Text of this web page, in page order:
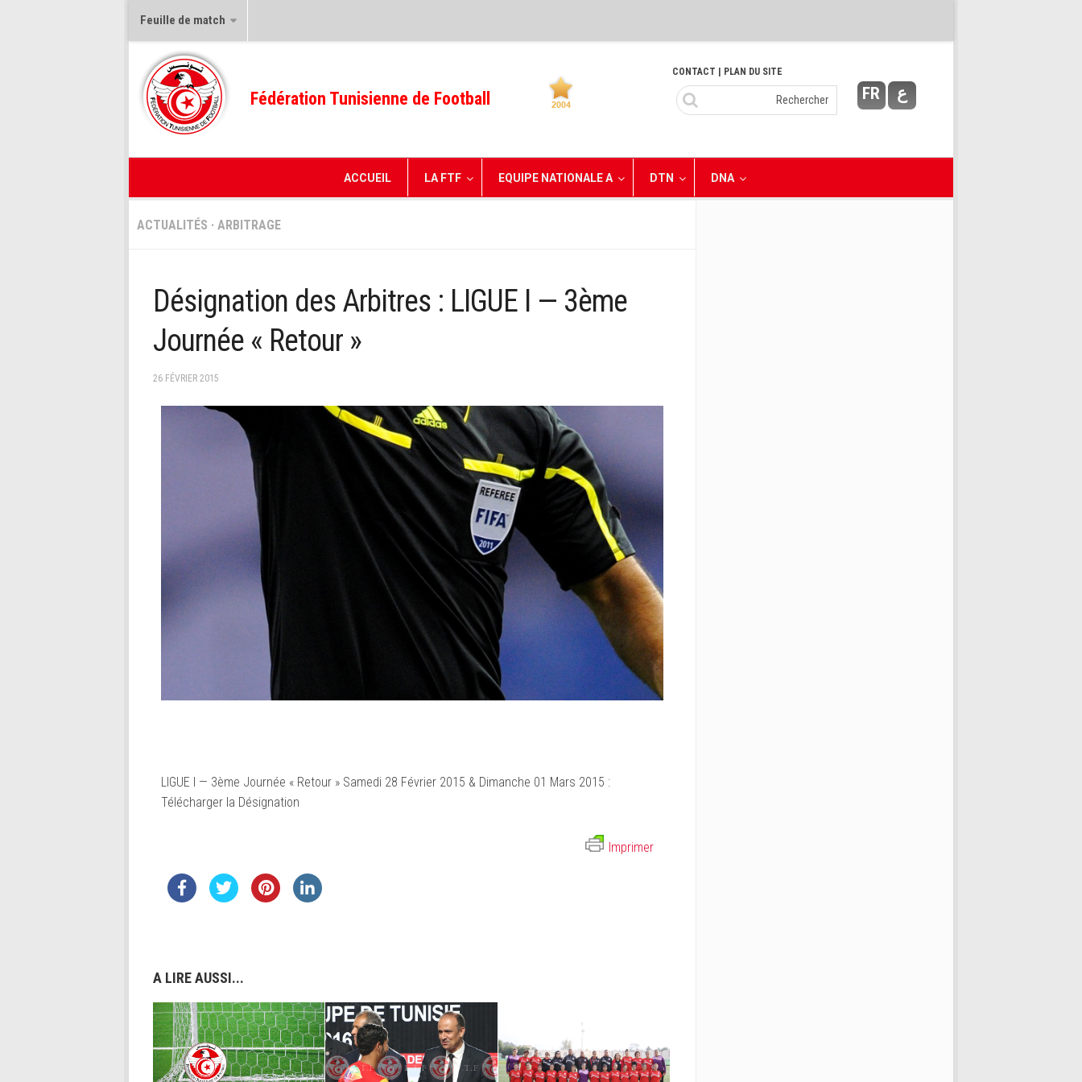
Feuille de match
Fédération Tunisienne de Football FR ع
CONTACT | PLAN DU SITE
ACCUEIL LA FTF EQUIPE NATIONALE A DTN DNA
ACTUALITÉS · ARBITRAGE
Désignation des Arbitres : LIGUE I — 3ème
Journée « Retour »
26 FÉVRIER 2015
LIGUE I — 3ème Journée « Retour » Samedi 28 Février 2015 & Dimanche 01 Mars 2015 :
Télécharger la Désignation
Imprimer
A LIRE AUSSI...